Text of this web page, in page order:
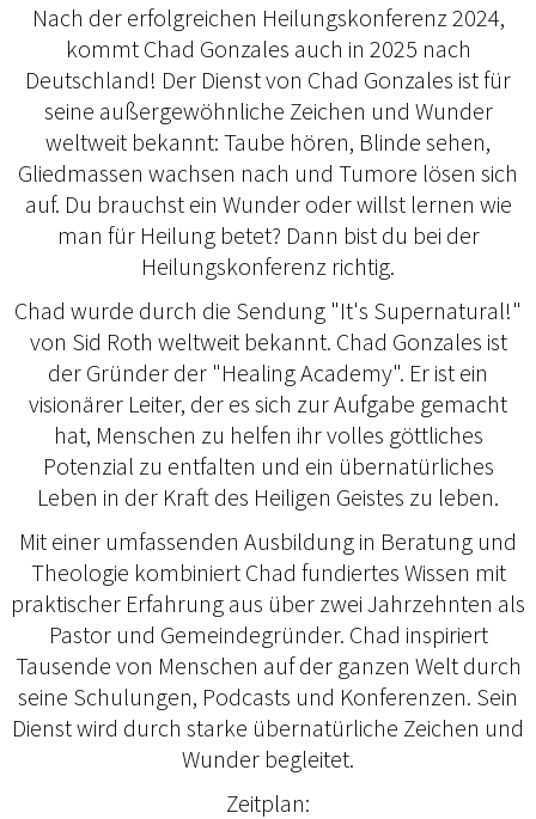
Nach der erfolgreichen Heilungskonferenz 2024,
kommt Chad Gonzales auch in 2025 nach
Deutschland! Der Dienst von Chad Gonzales ist für
seine außergewöhnliche Zeichen und Wunder
weltweit bekannt: Taube hören, Blinde sehen,
Gliedmassen wachsen nach und Tumore lösen sich
auf. Du brauchst ein Wunder oder willst lernen wie
man für Heilung betet? Dann bist du bei der
Heilungskonferenz richtig.
Chad wurde durch die Sendung "It's Supernatural!"
von Sid Roth weltweit bekannt. Chad Gonzales ist
der Gründer der "Healing Academy". Er ist ein
visionärer Leiter, der es sich zur Aufgabe gemacht
hat, Menschen zu helfen ihr volles göttliches
Potenzial zu entfalten und ein übernatürliches
Leben in der Kraft des Heiligen Geistes zu leben.
Mit einer umfassenden Ausbildung in Beratung und
Theologie kombiniert Chad fundiertes Wissen mit
praktischer Erfahrung aus über zwei Jahrzehnten als
Pastor und Gemeindegründer. Chad inspiriert
Tausende von Menschen auf der ganzen Welt durch
seine Schulungen, Podcasts und Konferenzen. Sein
Dienst wird durch starke übernatürliche Zeichen und
Wunder begleitet.
Zeitplan: